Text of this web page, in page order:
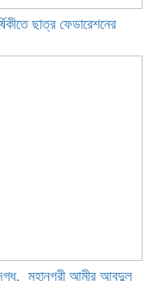
ছাত্র ফেডারেশনের
দগ্ধ, মহানগরী আমীর আবদুুল